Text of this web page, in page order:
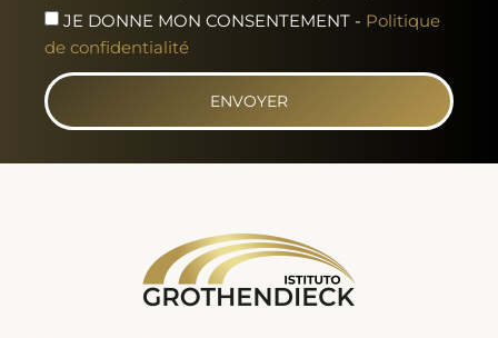
JE DONNE MON CONSENTEMENT - Politique
de confidentialité
ENVOYER